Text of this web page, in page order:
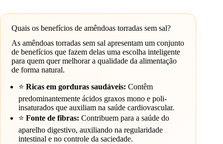
Quais os benefícios de amêndoas torradas sem sal?
As amêndoas torradas sem sal apresentam um conjunto
de benefícios que fazem delas uma escolha inteligente
para quem quer melhorar a qualidade da alimentação
de forma natural.
⭐Ricas em gorduras saudáveis: Contêm
predominantemente ácidos graxos mono e poli-
insaturados que auxiliam na saúde cardiovascular.
⭐Fonte de fibras: Contribuem para a saúde do
aparelho digestivo, auxiliando na regularidade
intestinal e no controle da saciedade.